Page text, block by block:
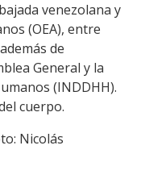
venezolana y
(OEA), entre
de
General y la
(INDDHH).
cuerpo.
Nicolás